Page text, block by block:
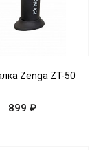
Zenga ZT-50
899 ₽